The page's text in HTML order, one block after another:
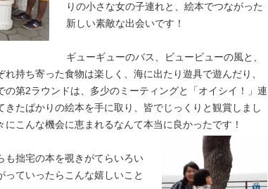
りの小さな女の子連れと、絵本でつながった
新しい素敵な出会いです！
ギューギューのバス、ビュービューの風と、
持ち寄った食物は楽しく、海に出たり遊具で遊んだり、
の第2ラウンドは、多少のミーティングと「オイシイ！」連
たばかりの絵本を手に取り、皆でじっくりと観賞しまし
こんな機会に恵まれるなんて本当に良かったです！
も拙宅の本を覗きがてらいろい
ていったらこんな嬉しいこと